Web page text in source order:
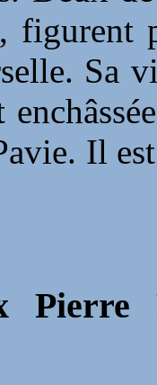
, figurent
Sa
Il
Pierre